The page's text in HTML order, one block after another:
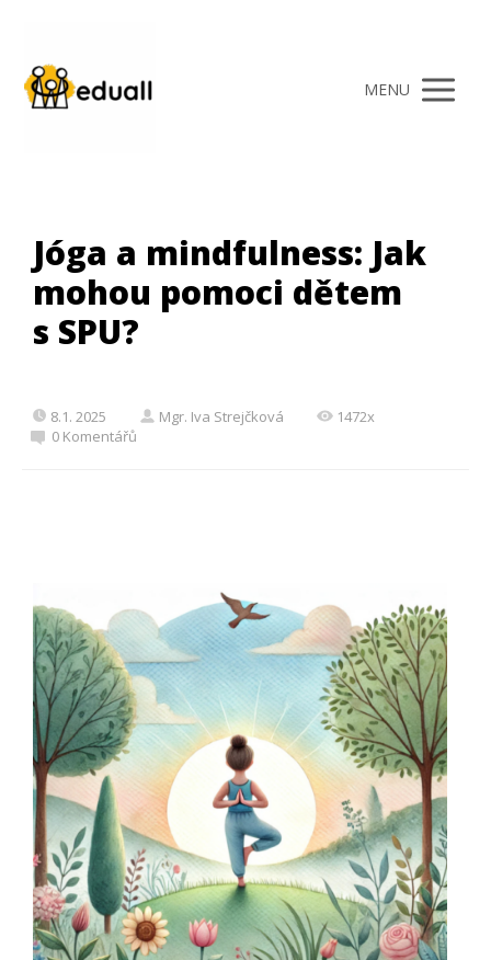
MENU
Jóga a mindfulness: Jak
mohou pomoci dětem
s SPU?
8.1. 2025 Mgr. Iva Strejčková
1472x
0 Komentářů